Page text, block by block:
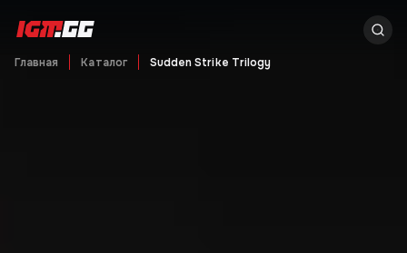
Главная Каталог Sudden Strike Trilogy